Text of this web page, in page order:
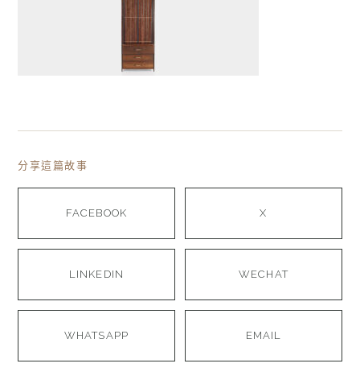
分享這篇故事
FACEBOOK X
LINKEDIN WECHAT
WHATSAPP EMAIL